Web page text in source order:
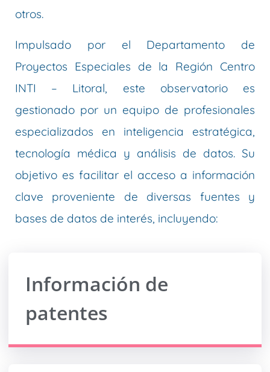
otros.
Impulsado por el Departamento de
Proyectos Especiales de la Región Centro
INTI – Litoral, este observatorio es
gestionado por un equipo de profesionales
especializados en inteligencia estratégica,
tecnología médica y análisis de datos. Su
objetivo es facilitar el acceso a información
clave proveniente de diversas fuentes y
bases de datos de interés, incluyendo:
Información de
patentes